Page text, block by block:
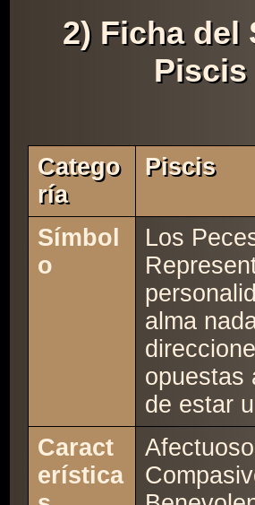
2) Ficha del
Piscis
Catego
Ría
Piscis
Símbol
o
Los
alma
opuestas
de estar
Caract
erística